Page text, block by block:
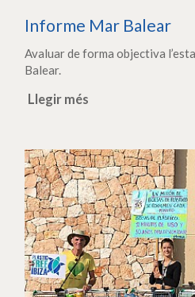
Informe Mar Balear
Avaluar de forma objectiva
Balear.
Llegir més